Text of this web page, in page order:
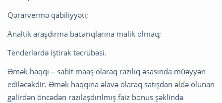
Qərarvermə qabiliyyəti;
Analtik araşdırma bacarıqlarına malik olmaq;
Tenderlərdə iştirak təcrübəsi.
Əmək haqqı – sabit maaş olaraq razılıq əsasında müəyyən
ediləcəkdir. Əmək haqqına əlavə olaraq satışdan əldə olunan
gəlirdən öncədən razılaşdırılmış faiz bonus şəklində